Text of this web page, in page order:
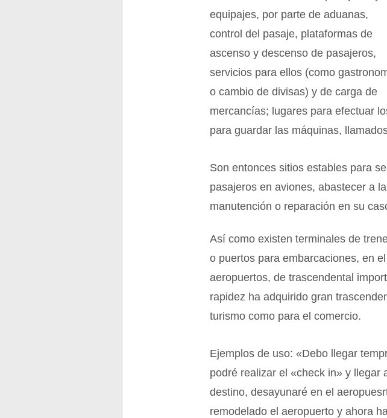
equipajes, por parte de aduanas,
control del pasaje, plataformas de
ascenso y descenso de pasajeros,
servicios para ellos (como
o cambio de divisas) y de carga de
mercancías; lugares para efectuar
para guardar las máquinas,
Son entonces sitios estables para
pasajeros en aviones, abastecer a
manutención o reparación en su
Así como existen terminales de
o puertos para embarcaciones, en
aeropuertos, de trascendental
rapidez ha adquirido gran
turismo como para el comercio.
Ejemplos de uso: «Debo llegar
podré realizar el «check in» y llegar
destino, desayunaré en el
remodelado el aeropuerto y ahora